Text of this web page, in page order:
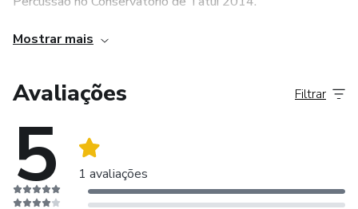
Foi integrante no Grupo de Percussão Jovem do
Agnaldo Silva, entre 2011 á 2014.
- Coordenador do Grupo de Percussão dos Artistas
Ferroviários da cidade de Rio Claro - SP
Mostrar mais
Avaliações
5 1 avaliações
Filtrar